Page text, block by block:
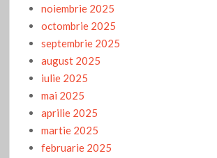
noiembrie 2025
octombrie 2025
septembrie 2025
august 2025
iulie 2025
mai 2025
aprilie 2025
martie 2025
februarie 2025